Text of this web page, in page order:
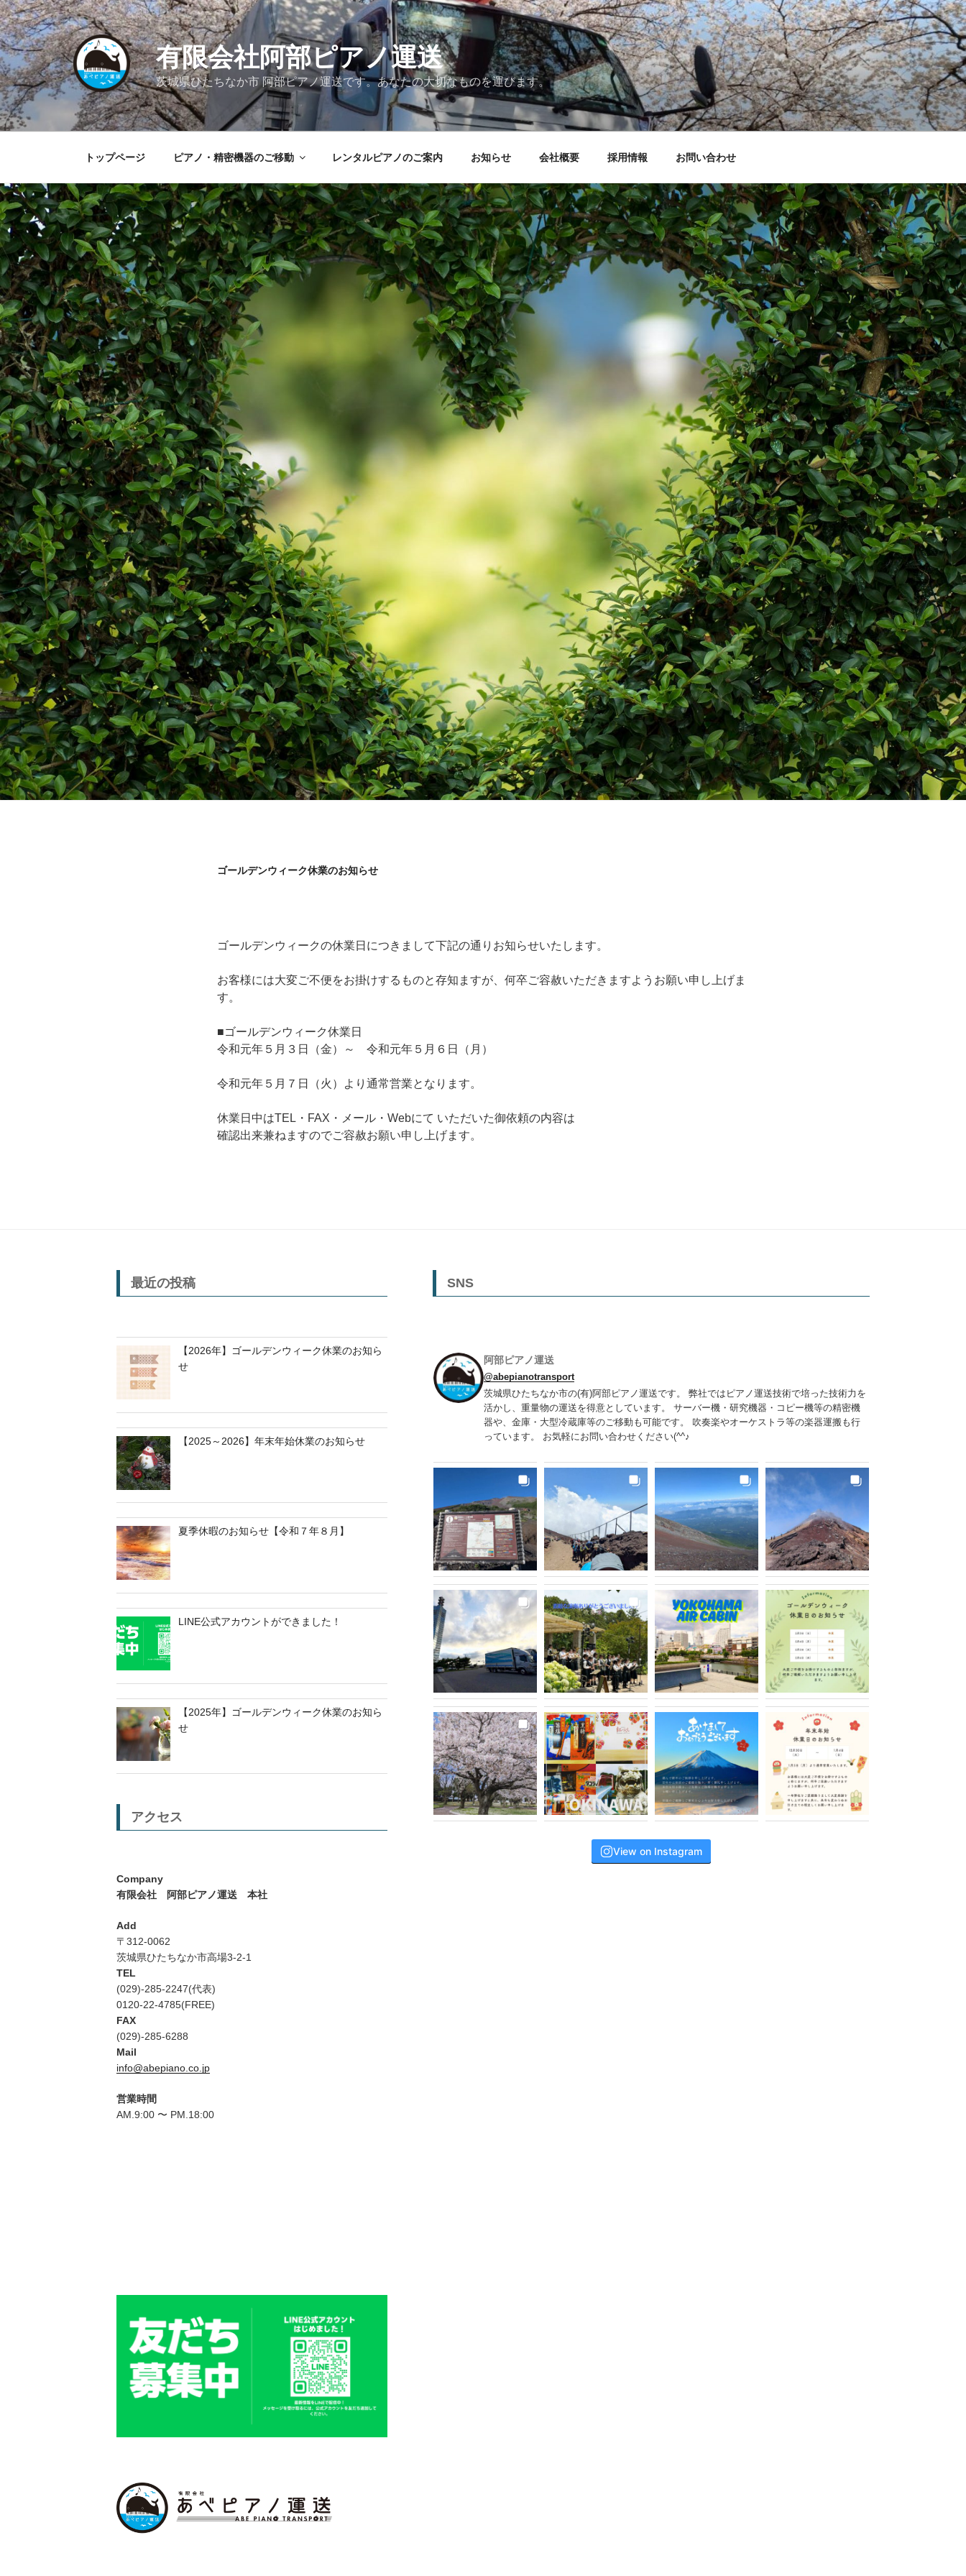
コ
ン
テ
ン
ツ
へ
ス
キ
有限会社阿部ピアノ運送
茨城県ひたちなか市 阿部ピアノ運送です。あなたの大切なものを運びます。
トップページ ピアノ・精密機器のご移動 レンタルピアノのご案内 お知らせ 会社概要 採用情報 お問い合わせ
ゴールデンウィーク休業のお知らせ
ゴールデンウィークの休業日につきまして下記の通りお知らせいたします。
お客様には大変ご不便をお掛けするものと存知ますが、何卒ご容赦いただきますようお願い申し上げま
す。
■ゴールデンウィーク休業日
令和元年５月３日（金）～ 令和元年５月６日（月）
令和元年５月７日（火）より通常営業となります。
休業日中はTEL・FAX・メール・Webにて いただいた御依頼の内容は
確認出来兼ねますのでご容赦お願い申し上げます。
最近の投稿
【2026年】ゴールデンウィーク休業のお知ら
せ
【2025～2026】年末年始休業のお知らせ
夏季休暇のお知らせ【令和７年８月】
LINE公式アカウントができました！
【2025年】ゴールデンウィーク休業のお知ら
せ
アクセス
Company
有限会社 阿部ピアノ運送 本社
Add
〒312-0062
茨城県ひたちなか市高場3-2-1
TEL
(029)-285-2247(代表)
0120-22-4785(FREE)
FAX
(029)-285-6288
Mail
info@abepiano.co.jp
営業時間
AM.9:00 〜 PM.18:00
SNS
阿部ピアノ運送
@abepianotransport
茨城県ひたちなか市の(有)阿部ピアノ運送です。 弊社ではピアノ運送技術で培った技術力を
活かし、重量物の運送を得意としています。 サーバー機・研究機器・コピー機等の精密機
器や、金庫・大型冷蔵庫等のご移動も可能です。 吹奏楽やオーケストラ等の楽器運搬も行
っています。 お気軽にお問い合わせください(^^♪
View on Instagram